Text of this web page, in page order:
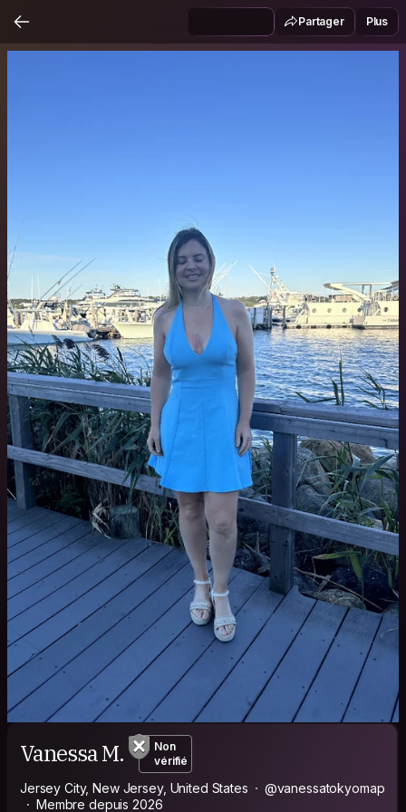
Partager Plus
Vanessa M.
Non
vérifié
Jersey City, New Jersey, United States
@vanessatokyomap
Membre depuis 2026